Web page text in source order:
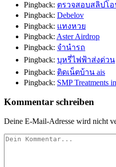
Pingback: ตรวจสอบสลิปโอ
Pingback: Debelov
Pingback: แทงหวย
Pingback: Aster Airdrop
Pingback: จำนำรถ
Pingback: บุหรี่ไฟฟ้าส่งด่วน
Pingback: ติดเน็ตบ้าน ais
Pingback: SMP Treatments
Kommentar schreiben
Deine E-Mail-Adresse wird nicht